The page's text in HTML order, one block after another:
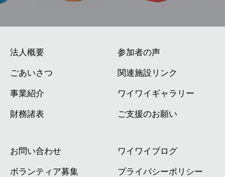
法人概要
ごあいさつ
事業紹介
財務諸表
参加者の声
関連施設リンク
ワイワイギャラリー
ご支援のお願い
お問い合わせ
ボランティア募集
ワイワイブログ
プライバシーポリシー